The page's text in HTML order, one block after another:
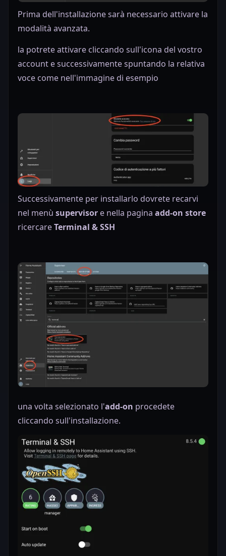
Prima dell'installazione sarà necessario attivare la
modalità avanzata.
la potrete attivare cliccando sull'icona del vostro
account e successivamente spuntando la relativa
voce come nell'immagine di esempio
Successivamente per installarlo dovrete recarvi
nel menù supervisor e nella pagina add-on store
ricercareTerminal & SSH
una volta selezionato l'add-on procedete
cliccando sull'installazione.